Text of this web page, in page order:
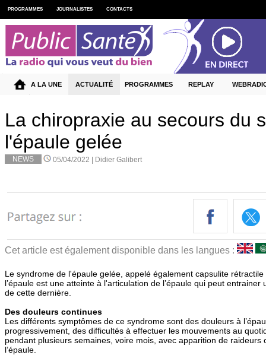
La chiropraxie au secours du
l'épaule gelée
NEWS 05/04/2022 | Didier Galibert
Cet article est également disponible dans les langues :
Le syndrome de l'épaule gelée, appelé également capsulite
l’épaule est une atteinte à l'articulation de l’épaule qui peut
de cette dernière.
Des douleurs continues
Les différents symptômes de ce syndrome sont des douleurs à
progressivement, des difficultés à effectuer les mouvements au
pendant plusieurs semaines, voire mois, avec apparition de raideurs
l’épaule.
PROGRAMMES JOURNALISTES CONTACTS
A LA UNE ACTUALITÉ PROGRAMMES REPLAY